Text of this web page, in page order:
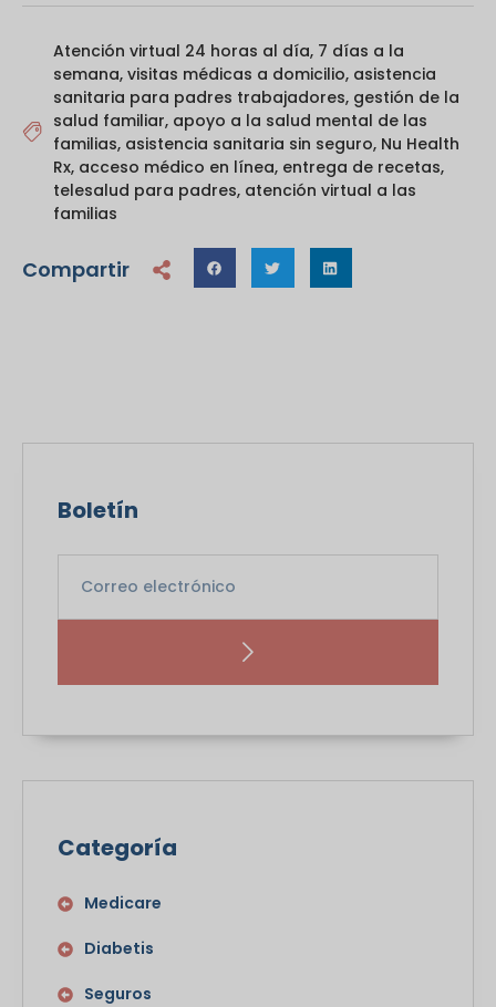
Atención virtual 24 horas al día, 7 días a la
semana, visitas médicas a domicilio, asistencia
sanitaria para padres trabajadores, gestión de la
salud familiar, apoyo a la salud mental de las
familias, asistencia sanitaria sin seguro, Nu Health
Rx, acceso médico en línea, entrega de recetas,
telesalud para padres, atención virtual a las
familias
Compartir
Boletín
Categoría
Medicare
Diabetis
Seguros